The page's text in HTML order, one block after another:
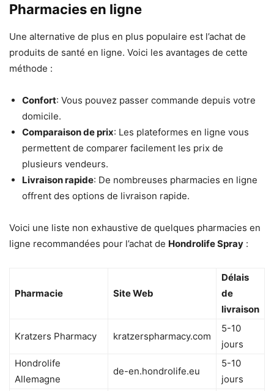
Pharmacies en ligne
Une alternative de plus en plus populaire est l’achat de
produits de santé en ligne. Voici les avantages de cette
méthode :
Confort: Vous pouvez passer commande depuis votre
domicile.
Comparaison de prix: Les plateformes en ligne vous
permettent de comparer facilement les prix de
plusieurs vendeurs.
Livraison rapide: De nombreuses pharmacies en ligne
offrent des options de livraison rapide.
Voici une liste non exhaustive de quelques pharmacies en
ligne recommandées pour l’achat de Hondrolife Spray :
Pharmacie Site Web
Délais
de
livraison
Kratzers Pharmacy kratzerspharmacy.com
5-10
jours​
Hondrolife
Allemagne
de-en.hondrolife.eu
5-10
jours​